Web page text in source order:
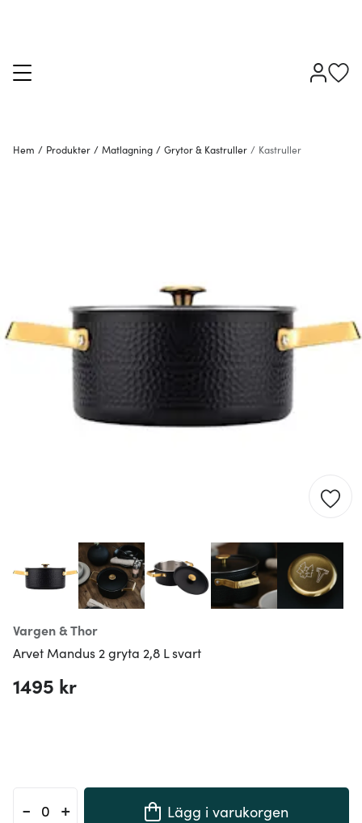
Hem / Produkter / Matlagning / Grytor & Kastruller / Kastruller
Vargen & Thor
Arvet Mandus 2 gryta 2,8 L svart
1495 kr
- + Lägg i varukorgen